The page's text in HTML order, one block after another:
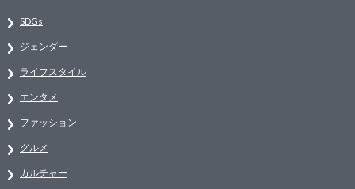
SDGs
ジェンダー
ライフスタイル
エンタメ
ファッション
グルメ
カルチャー